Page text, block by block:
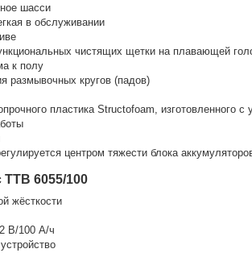
шасси
в обслуживании
чистящих щетки на плавающей
к полу
размывочных кругов (падов)
пластика Structofoam, изготовленного
центром тяжести блока
6055/100
жёсткости
В/100 А/ч